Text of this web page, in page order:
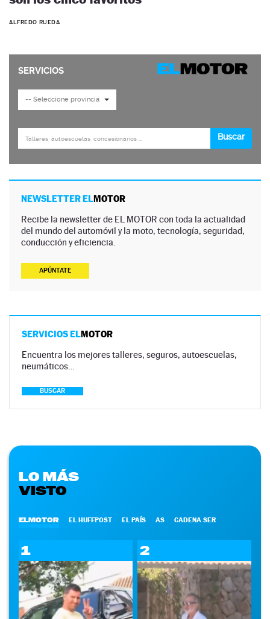
ALFREDO RUEDA
NEWSLETTER ELMOTOR
Recibe la newsletter de EL MOTOR con toda la actualidad
del mundo del automóvil y la moto, tecnología, seguridad,
conducción y eficiencia.
APÚNTATE
SERVICIOS ELMOTOR
Encuentra los mejores talleres, seguros, autoescuelas,
neumáticos…
BUSCAR
LO MÁS
VISTO
ELMOTOR EL HUFFPOST EL PAÍS AS CADENA SER
1 2